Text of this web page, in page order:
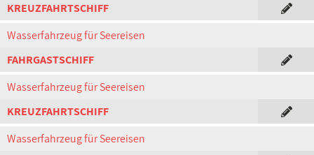
KREUZFAHRTSCHIFF
Wasserfahrzeug für Seereisen
FAHRGASTSCHIFF
Wasserfahrzeug für Seereisen
KREUZFAHRTSCHIFF
Wasserfahrzeug für Seereisen